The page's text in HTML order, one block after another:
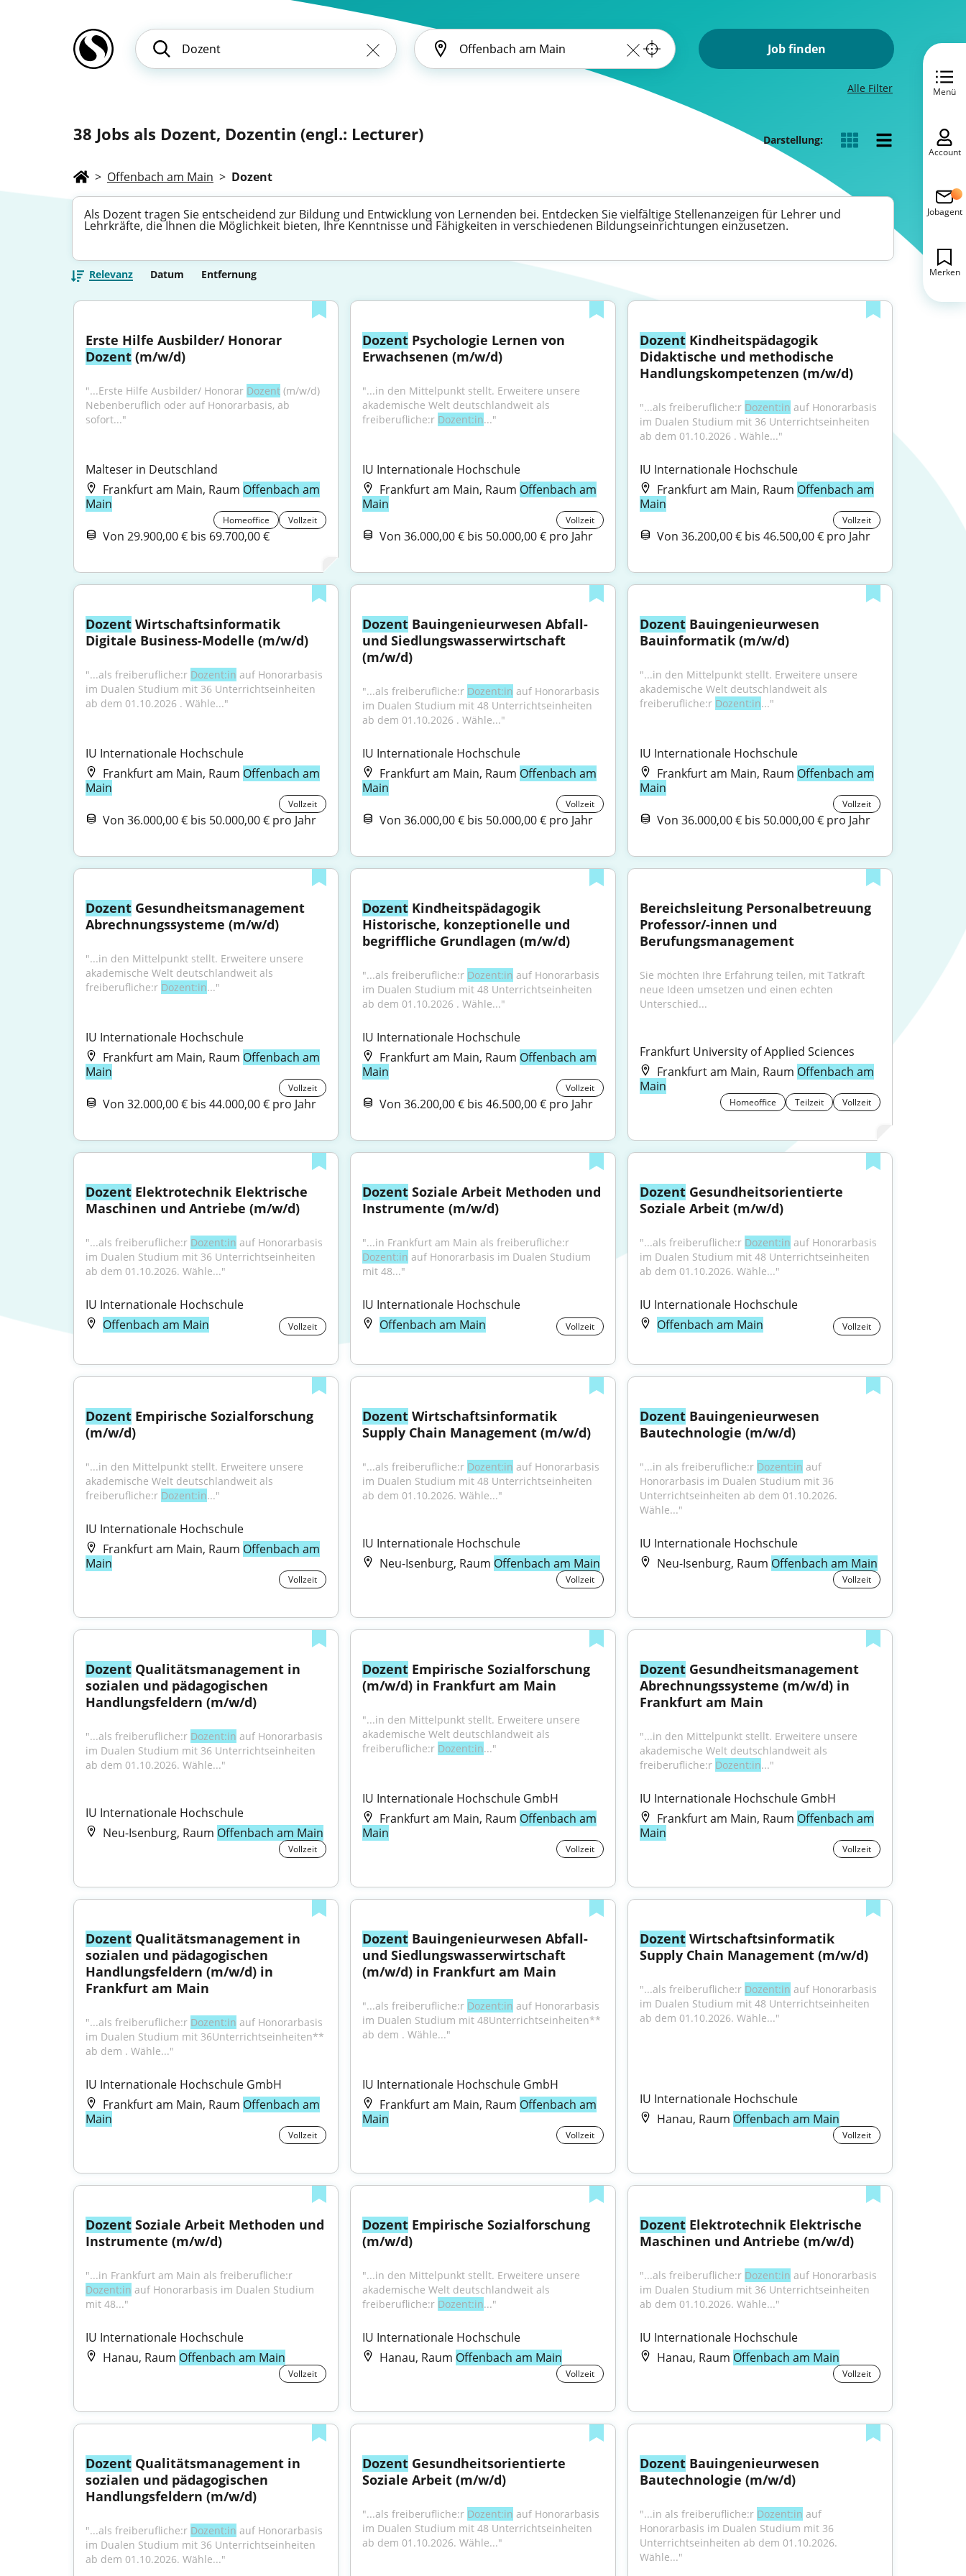
Job finden
Alle Filter
38 Jobs als Dozent, Dozentin (engl.: Lecturer) Darstellung:
> Offenbach am Main > Dozent
Als Dozent tragen Sie entscheidend zur Bildung und Entwicklung von Lernenden bei. Entdecken Sie vielfältige Stellenanzeigen für Lehrer und
Lehrkräfte, die Ihnen die Möglichkeit bieten, Ihre Kenntnisse und Fähigkeiten in verschiedenen Bildungseinrichtungen einzusetzen.
Relevanz Datum Entfernung
Dozent (m/w/d)
"...Erste Hilfe Ausbilder/ Honorar Dozent (m/w/d)
Nebenberuflich oder auf Honorarbasis, ab
sofort..."
Malteser in Deutschland
Frankfurt am Main, Raum Offenbach am
Main
Homeoffice Vollzeit
Von 29.900,00 € bis 69.700,00 €
Dozent Psychologie Lernen von
Erwachsenen (m/w/d)
"...in den Mittelpunkt stellt. Erweitere unsere
akademische Welt deutschlandweit als
freiberufliche:r Dozent:in..."
IU Internationale Hochschule
Frankfurt am Main, Raum Offenbach am
Main
Vollzeit
Von 36.000,00 € bis 50.000,00 € pro Jahr
Dozent Kindheitspädagogik
Didaktische und methodische
Handlungskompetenzen (m/w/d)
"...als freiberufliche:r Dozent:in auf Honorarbasis
im Dualen Studium mit 36 Unterrichtseinheiten
ab dem 01.10.2026 . Wähle..."
IU Internationale Hochschule
Frankfurt am Main, Raum Offenbach am
Main
Vollzeit
Von 36.200,00 € bis 46.500,00 € pro Jahr
Dozent Wirtschaftsinformatik
Digitale Business-Modelle (m/w/d)
"...als freiberufliche:r Dozent:in auf Honorarbasis
im Dualen Studium mit 36 Unterrichtseinheiten
ab dem 01.10.2026 . Wähle..."
IU Internationale Hochschule
Frankfurt am Main, Raum Offenbach am
Main
Vollzeit
Von 36.000,00 € bis 50.000,00 € pro Jahr
Dozent Bauingenieurwesen Abfall-
und Siedlungswasserwirtschaft
(m/w/d)
"...als freiberufliche:r Dozent:in auf Honorarbasis
im Dualen Studium mit 48 Unterrichtseinheiten
ab dem 01.10.2026 . Wähle..."
IU Internationale Hochschule
Frankfurt am Main, Raum Offenbach am
Main
Vollzeit
Von 36.000,00 € bis 50.000,00 € pro Jahr
Dozent Bauingenieurwesen
Bauinformatik (m/w/d)
"...in den Mittelpunkt stellt. Erweitere unsere
akademische Welt deutschlandweit als
freiberufliche:r Dozent:in..."
IU Internationale Hochschule
Frankfurt am Main, Raum Offenbach am
Main
Vollzeit
Von 36.000,00 € bis 50.000,00 € pro Jahr
Dozent Gesundheitsmanagement
Abrechnungssysteme (m/w/d)
"...in den Mittelpunkt stellt. Erweitere unsere
akademische Welt deutschlandweit als
freiberufliche:r Dozent:in..."
IU Internationale Hochschule
Frankfurt am Main, Raum Offenbach am
Main
Vollzeit
Von 32.000,00 € bis 44.000,00 € pro Jahr
Dozent Kindheitspädagogik
Historische, konzeptionelle und
begriffliche Grundlagen (m/w/d)
"...als freiberufliche:r Dozent:in auf Honorarbasis
im Dualen Studium mit 48 Unterrichtseinheiten
ab dem 01.10.2026 . Wähle..."
IU Internationale Hochschule
Frankfurt am Main, Raum Offenbach am
Main
Vollzeit
Von 36.200,00 € bis 46.500,00 € pro Jahr
Bereichsleitung Personalbetreuung
Professor/-innen und
Berufungsmanagement
Sie möchten Ihre Erfahrung teilen, mit Tatkraft
neue Ideen umsetzen und einen echten
Unterschied...
Frankfurt University of Applied Sciences
Frankfurt am Main, Raum Offenbach am
Main
Homeoffice Teilzeit Vollzeit
Dozent Elektrotechnik Elektrische
Maschinen und Antriebe (m/w/d)
"...als freiberufliche:r Dozent:in auf Honorarbasis
im Dualen Studium mit 36 Unterrichtseinheiten
ab dem 01.10.2026. Wähle..."
IU Internationale Hochschule
Offenbach am Main
Vollzeit
Dozent Soziale Arbeit Methoden und
Instrumente (m/w/d)
Dozent:in auf Honorarbasis im Dualen Studium
mit 48..."
IU Internationale Hochschule
Offenbach am Main
Vollzeit
Dozent Gesundheitsorientierte
Soziale Arbeit (m/w/d)
"...als freiberufliche:r Dozent:in auf Honorarbasis
im Dualen Studium mit 48 Unterrichtseinheiten
ab dem 01.10.2026. Wähle..."
IU Internationale Hochschule
Offenbach am Main
Vollzeit
Dozent Empirische Sozialforschung
(m/w/d)
"...in den Mittelpunkt stellt. Erweitere unsere
akademische Welt deutschlandweit als
freiberufliche:r Dozent:in..."
IU Internationale Hochschule
Frankfurt am Main, Raum Offenbach am
Main
Vollzeit
Dozent Wirtschaftsinformatik
Supply Chain Management (m/w/d)
"...als freiberufliche:r Dozent:in auf Honorarbasis
im Dualen Studium mit 48 Unterrichtseinheiten
ab dem 01.10.2026. Wähle..."
IU Internationale Hochschule
Neu-Isenburg, Raum Offenbach am Main
Vollzeit
Dozent Bauingenieurwesen
Bautechnologie (m/w/d)
"...in als freiberufliche:r Dozent:in auf
Honorarbasis im Dualen Studium mit 36
Unterrichtseinheiten ab dem 01.10.2026.
Wähle..."
IU Internationale Hochschule
Neu-Isenburg, Raum Offenbach am Main
Vollzeit
Dozent Qualitätsmanagement in
sozialen und pädagogischen
Handlungsfeldern (m/w/d)
"...als freiberufliche:r Dozent:in auf Honorarbasis
im Dualen Studium mit 36 Unterrichtseinheiten
ab dem 01.10.2026. Wähle..."
IU Internationale Hochschule
Neu-Isenburg, Raum Offenbach am Main
Vollzeit
Dozent Empirische Sozialforschung
(m/w/d) in Frankfurt am Main
"...in den Mittelpunkt stellt. Erweitere unsere
akademische Welt deutschlandweit als
freiberufliche:r Dozent:in..."
IU Internationale Hochschule GmbH
Frankfurt am Main, Raum Offenbach am
Main
Vollzeit
Dozent Gesundheitsmanagement
Abrechnungssysteme (m/w/d) in
Frankfurt am Main
"...in den Mittelpunkt stellt. Erweitere unsere
akademische Welt deutschlandweit als
freiberufliche:r Dozent:in..."
IU Internationale Hochschule GmbH
Frankfurt am Main, Raum Offenbach am
Main
Vollzeit
Dozent Qualitätsmanagement in
sozialen und pädagogischen
Handlungsfeldern (m/w/d) in
Frankfurt am Main
"...als freiberufliche:r Dozent:in auf Honorarbasis
im Dualen Studium mit 36Unterrichtseinheiten**
ab dem . Wähle..."
IU Internationale Hochschule GmbH
Frankfurt am Main, Raum Offenbach am
Main
Vollzeit
Dozent Bauingenieurwesen Abfall-
und Siedlungswasserwirtschaft
(m/w/d) in Frankfurt am Main
"...als freiberufliche:r Dozent:in auf Honorarbasis
im Dualen Studium mit 48Unterrichtseinheiten**
ab dem . Wähle..."
IU Internationale Hochschule GmbH
Frankfurt am Main, Raum Offenbach am
Main
Vollzeit
Dozent Wirtschaftsinformatik
Supply Chain Management (m/w/d)
"...als freiberufliche:r Dozent:in auf Honorarbasis
im Dualen Studium mit 48 Unterrichtseinheiten
ab dem 01.10.2026. Wähle..."
IU Internationale Hochschule
Hanau, Raum Offenbach am Main
Vollzeit
Dozent Soziale Arbeit Methoden und
Instrumente (m/w/d)
Dozent:in auf Honorarbasis im Dualen Studium
mit 48..."
IU Internationale Hochschule
Hanau, Raum Offenbach am Main
Vollzeit
Dozent Empirische Sozialforschung
(m/w/d)
"...in den Mittelpunkt stellt. Erweitere unsere
akademische Welt deutschlandweit als
freiberufliche:r Dozent:in..."
IU Internationale Hochschule
Hanau, Raum Offenbach am Main
Vollzeit
Dozent Elektrotechnik Elektrische
Maschinen und Antriebe (m/w/d)
"...als freiberufliche:r Dozent:in auf Honorarbasis
im Dualen Studium mit 36 Unterrichtseinheiten
ab dem 01.10.2026. Wähle..."
IU Internationale Hochschule
Hanau, Raum Offenbach am Main
Vollzeit
Dozent Qualitätsmanagement in
sozialen und pädagogischen
Handlungsfeldern (m/w/d)
"...als freiberufliche:r Dozent:in auf Honorarbasis
im Dualen Studium mit 36 Unterrichtseinheiten
ab dem 01.10.2026. Wähle..."
Dozent Gesundheitsorientierte
Soziale Arbeit (m/w/d)
"...als freiberufliche:r Dozent:in auf Honorarbasis
im Dualen Studium mit 48 Unterrichtseinheiten
ab dem 01.10.2026. Wähle..."
Dozent Bauingenieurwesen
Bautechnologie (m/w/d)
"...in als freiberufliche:r Dozent:in auf
Honorarbasis im Dualen Studium mit 36
Unterrichtseinheiten ab dem 01.10.2026.
Wähle..."
Menü
Account
Jobagent
Merken